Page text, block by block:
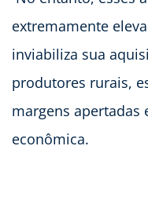
extremamente
inviabiliza sua
produtores rurais,
margens
econômica.